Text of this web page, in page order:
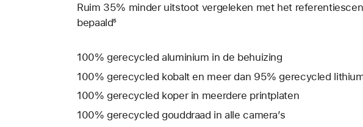
Ruim 35% minder uitstoot vergeleken met het
bepaald⁵
100% gerecycled aluminium in de behuizing
100% gerecycled kobalt en meer dan 95% gerecycled
100% gerecycled koper in meerdere printplaten
100% gerecycled gouddraad in alle camera’s